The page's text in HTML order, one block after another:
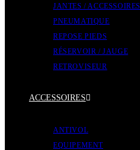
JANTES / ACCESSOIRES
PNEUMATIQUE
REPOSE PIEDS
RÉSERVOIR / JAUGE
RETROVISEUR
ACCESSOIRES
ANTIVOL
EQUIPEMENT